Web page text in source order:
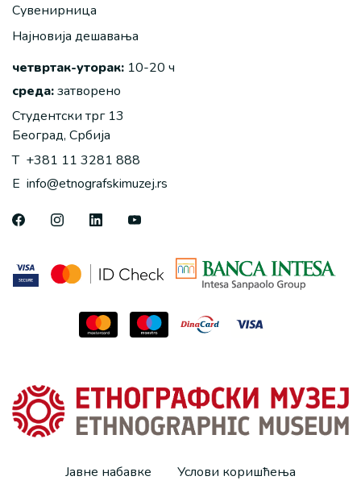
Сувенирница
Најновија дешавања
четвртак-уторак: 10-20 ч
среда:затворено
Студентски трг 13
Београд, Србија
T +381 11 3281 888
E info@etnografskimuzej.rs
Јавне набавке Услови коришћења